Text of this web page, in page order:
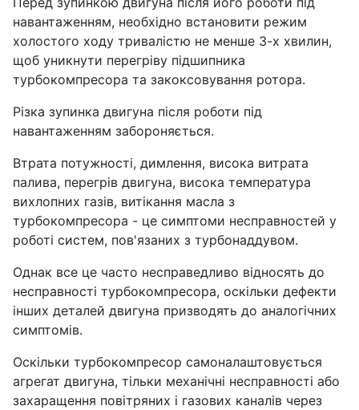
навантаженням, необхідно встановити режим
холостого ходу тривалістю не менше 3-х хвилин,
щоб уникнути перегріву підшипника
турбокомпресора та закоксовування ротора.
Різка зупинка двигуна після роботи під
навантаженням забороняється.
Втрата потужності, димлення, висока витрата
палива, перегрів двигуна, висока температура
вихлопних газів, витікання масла з
турбокомпресора - це симптоми несправностей у
роботі систем, пов'язаних з турбонаддувом.
Однак все це часто несправедливо відносять до
несправності турбокомпресора, оскільки дефекти
інших деталей двигуна призводять до аналогічних
симптомів.
Оскільки турбокомпресор самоналаштовується
агрегат двигуна, тільки механічні несправності або
захаращення повітряних і газових каналів через